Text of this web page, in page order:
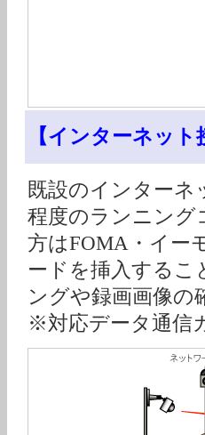
【インターネッ
既設のインターネ
程度のランニング
方はFOMA・イー
ードを挿入するこ
ングや録画画像の
※対応データ通信